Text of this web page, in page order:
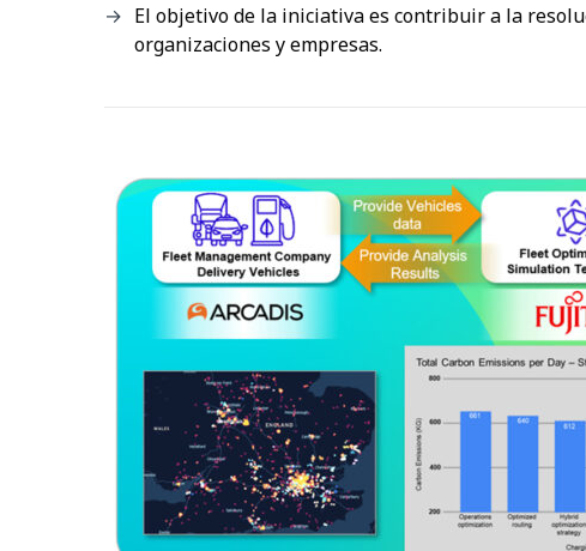
El objetivo de la iniciativa es contribuir a la
organizaciones y empresas.